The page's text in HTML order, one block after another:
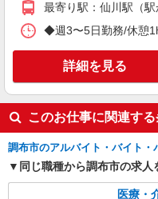
時給
通費全支
調布市
キープ
職業紹介
介護職の
★調布駅
【正社
最寄り駅：仙川駅（駅
◆週3〜5日勤務/休憩
詳細を見る
このお仕事に関連す
調布市のアルバイト・バイト・
同じ職種から調布市の求人
医療・